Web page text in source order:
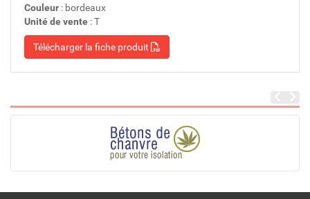
Couleur : bordeaux
Unité de vente : T
Télécharger la fiche produit